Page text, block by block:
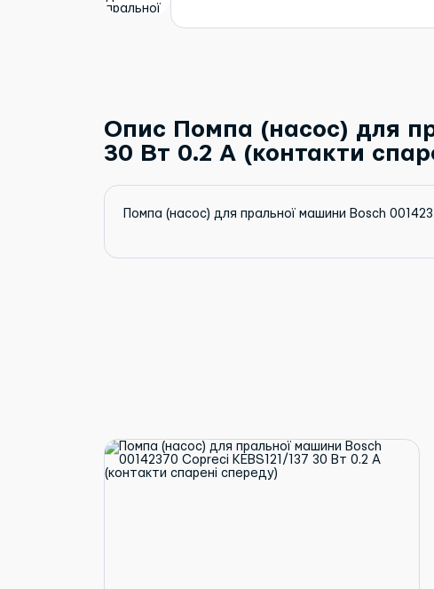
Опис Помпа (насос) для
30 Вт 0.2 A (контакти
Помпа (насос) для пральної машини Bosch